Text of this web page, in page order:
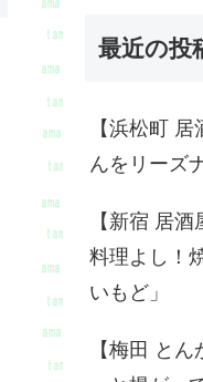
最近の投
【浜松町
んをリーズ
【新宿 居
料理よし！
いもど」
【梅田 と